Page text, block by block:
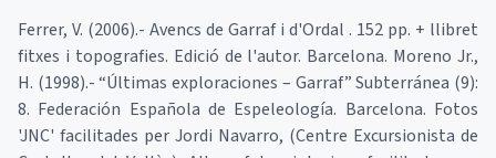
Ferrer, V. (2006).- Avencs de Garraf i d'Ordal . 152 pp. + llibret
fitxes i topografies. Edició de l'autor. Barcelona. Moreno Jr.,
H. (1998).- “Últimas exploraciones – Garraf” Subterránea (9):
8. Federación Española de Espeleología. Barcelona. Fotos
'JNC' facilitades per Jordi Navarro, (Centre Excursionista de